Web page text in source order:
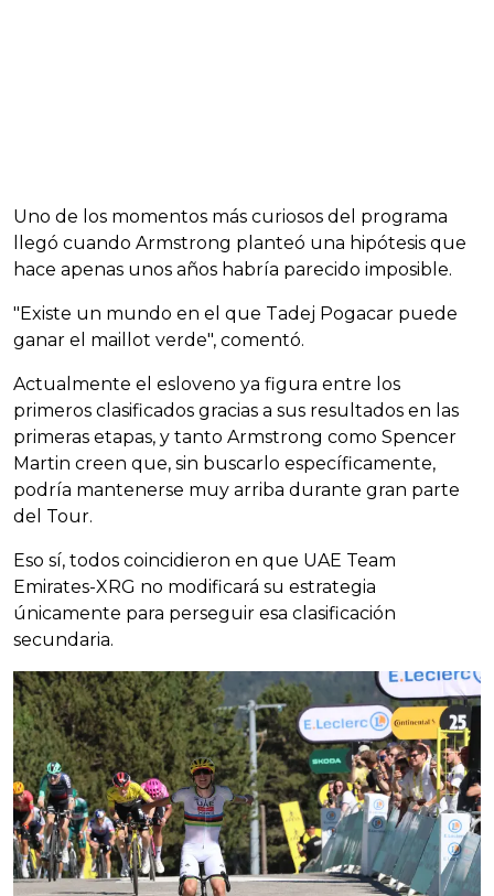
Uno de los momentos más curiosos del programa
llegó cuando Armstrong planteó una hipótesis que
hace apenas unos años habría parecido imposible.
"Existe un mundo en el que Tadej Pogacar puede
ganar el maillot verde", comentó.
Actualmente el esloveno ya figura entre los
primeros clasificados gracias a sus resultados en las
primeras etapas, y tanto Armstrong como Spencer
Martin creen que, sin buscarlo específicamente,
podría mantenerse muy arriba durante gran parte
del Tour.
Eso sí, todos coincidieron en que UAE Team
Emirates-XRG no modificará su estrategia
únicamente para perseguir esa clasificación
secundaria.